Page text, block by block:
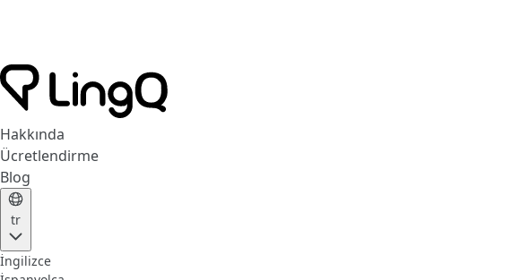
Hakkında
Ücretlendirme
Blog
tr
İngilizce